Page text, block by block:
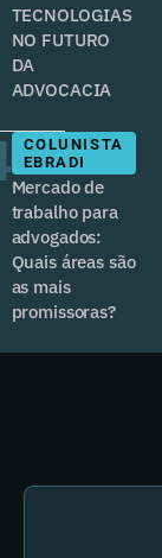
TECNOLOGIAS
NO FUTURO
DA
ADVOCACIA
COLUNISTA
EBRADI
Mercado de
trabalho para
advogados:
Quais áreas são
as mais
promissoras?